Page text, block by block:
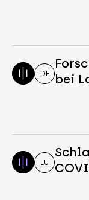
DE
bei
LU